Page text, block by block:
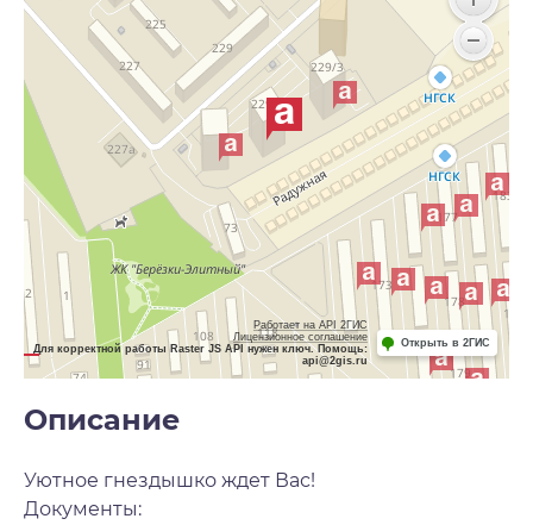
Работает на API 2ГИС
Лицензионное соглашение
Для корректной работы Raster JS API нужен ключ. Помощь:
api@2gis.ru
Открыть в 2ГИС
Описание
Уютное гнездышко ждет Вас!
Документы: